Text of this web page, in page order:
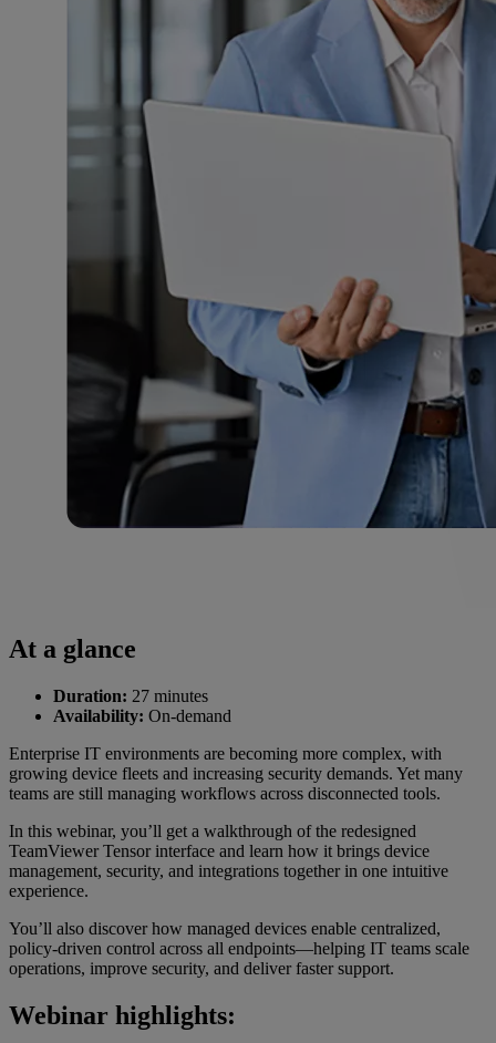
At a glance
Duration: 27 minutes
Availability: On-demand
Enterprise IT environments are becoming more complex, with
growing device fleets and increasing security demands. Yet many
teams are still managing workflows across disconnected tools.
In this webinar, you’ll get a walkthrough of the redesigned
TeamViewer Tensor interface and learn how it brings device
management, security, and integrations together in one intuitive
experience.
You’ll also discover how managed devices enable centralized,
policy-driven control across all endpoints—helping IT teams scale
operations, improve security, and deliver faster support.
Webinar highlights: